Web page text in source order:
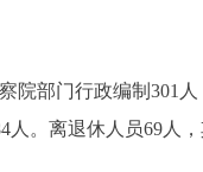
部门行政编制301人
人。离退休人员69人